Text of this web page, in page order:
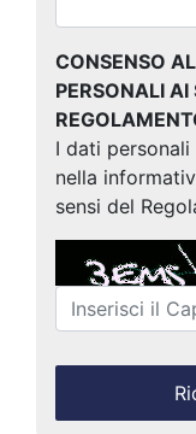
CONSENSO
PERSONALI AI
I dati personali
nella
sensi del